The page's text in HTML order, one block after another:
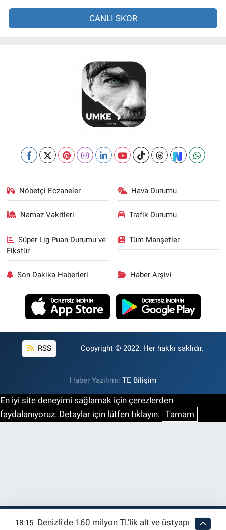
CANLI SKOR
Nöbetçi Eczaneler Hava Durumu
Namaz Vakitleri Trafik Durumu
Süper Lig Puan Durumu ve
Fikstür
Tüm Manşetler
Son Dakika Haberleri Haber Arşivi
RSS Copyright © 2022. Her hakkı saklıdır.
Haber Yazılımı: TE Bilişim
En iyi site deneyimi sağlamak için çerezlerden
faydalanıyoruz. Detaylar için lütfen tıklayın. Tamam
18:15 Denizli'de 160 milyon TL'lik alt ve üstyapı